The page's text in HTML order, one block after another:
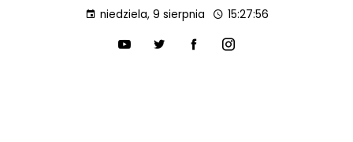
niedziela, 9 sierpnia 15:27:57